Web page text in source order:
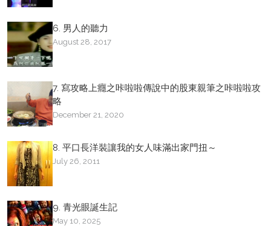
6. 男人的聽力
August 28, 2017
7. 寫攻略上癮之咔啦啦傳說中的股東親筆之咔啦啦攻
略
December 21, 2020
8. 平口長洋裝讓我的女人味滿出家門扭～
July 26, 2011
9. 青光眼誕生記
May 10, 2025